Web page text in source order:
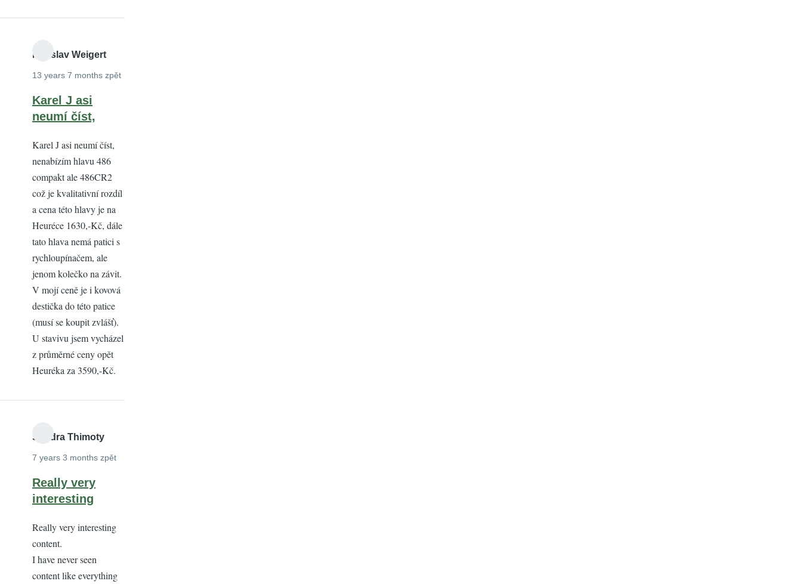
1190
Miloslav Weigert
13 years 7 months zpět
Karel J asi
neumí číst,
Karel J asi neumí číst,
nenabízím hlavu 486
compakt ale 486CR2
což je kvalitativní rozdíl
a cena této hlavy je na
Heuréce 1630,-Kč, dále
tato hlava nemá patici s
rychloupínačem, ale
jenom kolečko na závit.
V mojí ceně je i kovová
destička do této patice
(musí se koupit zvlášť).
U stavivu jsem vycházel
z průměrné ceny opět
Heuréka za 3590,-Kč.
Sandra Thimoty
7 years 3 months zpět
Really very
interesting
Really very interesting
content.
I have never seen
content like everything